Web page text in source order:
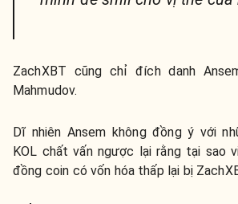
ZachXBT cũng chỉ đích danh
Mahmudov.
Dĩ nhiên Ansem không đồng ý với
KOL chất vấn ngược lại rằng tại sao
đồng coin có vốn hóa thấp lại bị